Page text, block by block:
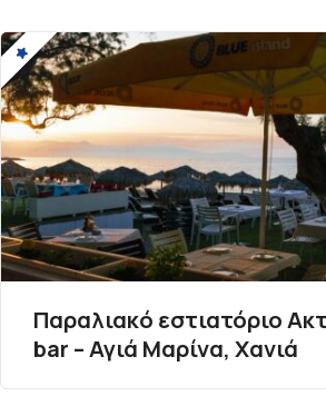
γ
η
σ
η
ά
ρ
Παραλιακό εστιατόριο
bar – Αγιά Μαρίνα, Χανιά